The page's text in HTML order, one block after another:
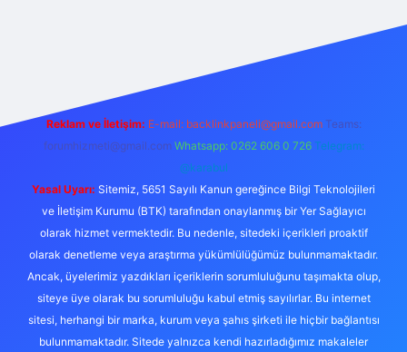
Reklam ve İletişim: E-mail: backlinkpaneli@gmail.com Teams:
forumhizmeti@gmail.com Whatsapp: 0262 606 0 726 Telegram:
@karabul
Yasal Uyarı: Sitemiz, 5651 Sayılı Kanun gereğince Bilgi Teknolojileri
ve İletişim Kurumu (BTK) tarafından onaylanmış bir Yer Sağlayıcı
olarak hizmet vermektedir. Bu nedenle, sitedeki içerikleri proaktif
olarak denetleme veya araştırma yükümlülüğümüz bulunmamaktadır.
Ancak, üyelerimiz yazdıkları içeriklerin sorumluluğunu taşımakta olup,
siteye üye olarak bu sorumluluğu kabul etmiş sayılırlar. Bu internet
sitesi, herhangi bir marka, kurum veya şahıs şirketi ile hiçbir bağlantısı
bulunmamaktadır. Sitede yalnızca kendi hazırladığımız makaleler